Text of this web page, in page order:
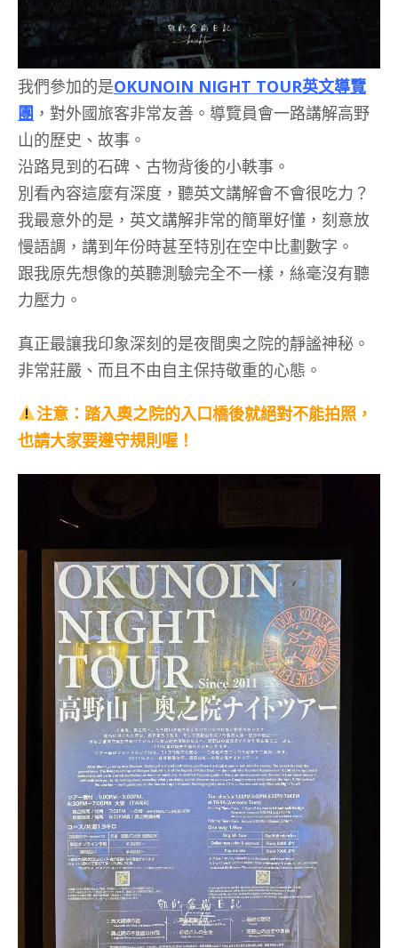
我們參加的是OKUNOIN NIGHT TOUR英文導覽
團 ，對外國旅客非常友善。導覽員會一路講解高野
山的歷史、故事。
沿路見到的石碑、古物背後的小軼事。
別看內容這麼有深度，聽英文講解會不會很吃力？
我最意外的是，英文講解非常的簡單好懂，刻意放
慢語調，講到年份時甚至特別在空中比劃數字。
跟我原先想像的英聽測驗完全不一樣，絲毫沒有聽
力壓力。
真正最讓我印象深刻的是夜間奧之院的靜謐神秘。
非常莊嚴、而且不由自主保持敬重的心態。
注意：踏入奧之院的入口橋後就絕對不能拍照，
也請大家要遵守規則喔！